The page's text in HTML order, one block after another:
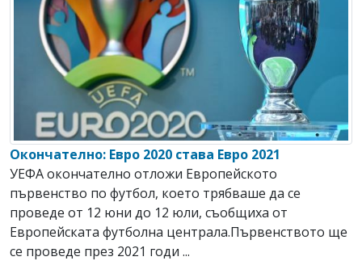
Окончателно: Евро 2020 става Евро 2021
УЕФА окончателно отложи Европейското
първенство по футбол, което трябваше да се
проведе от 12 юни до 12 юли, съобщиха от
Европейската футболна централа.Първенството ще
се проведе през 2021 годи ...